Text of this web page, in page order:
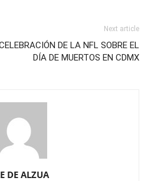
Next article
DE LA NFL SOBRE EL
DÍA DE MUERTOS EN CDMX
DE ALZUA